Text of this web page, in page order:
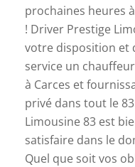
prochaines heures
! Driver Prestige
votre disposition et
service un
à Carces et
privé dans tout le
Limousine 83 est
satisfaire dans le
Quel que soit vos